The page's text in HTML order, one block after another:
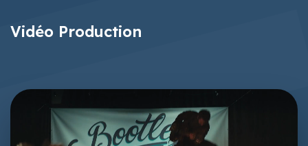
Vidéo Production